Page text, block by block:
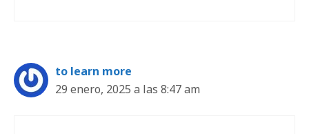
to learn more
29 enero, 2025 a las 8:47 am